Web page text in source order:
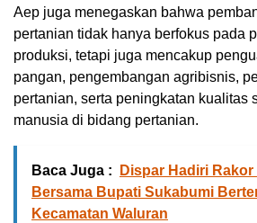
Aep juga menegaskan bahwa
pertanian tidak hanya berfokus pada
produksi, tetapi juga mencakup
pangan, pengembangan agribisnis,
pertanian, serta peningkatan kualitas
manusia di bidang pertanian.
Baca Juga :
Dispar Hadiri
Bersama Bupati Sukabumi
Kecamatan Waluran